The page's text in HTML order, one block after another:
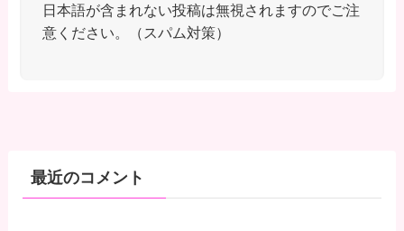
日本語が含まれない投稿は無視されますのでご注
意ください。（スパム対策）
最近のコメント